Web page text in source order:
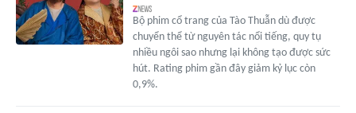
Bộ phim cổ trang của Tào Thuẫn dù được
chuyển thể từ nguyên tác nổi tiếng, quy tụ
nhiều ngôi sao nhưng lại không tạo được sức
hút. Rating phim gần đây giảm kỷ lục còn
0,9%.